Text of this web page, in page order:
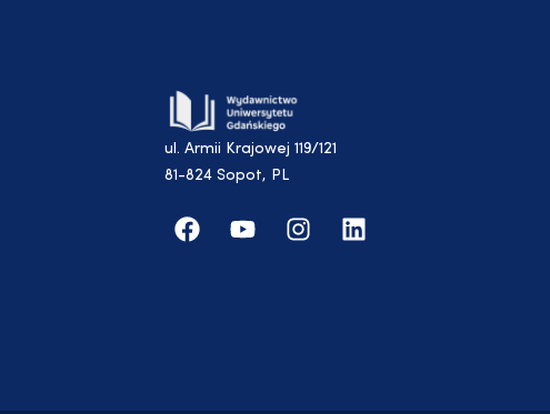
ul. Armii Krajowej 119/121
81-824 Sopot, PL